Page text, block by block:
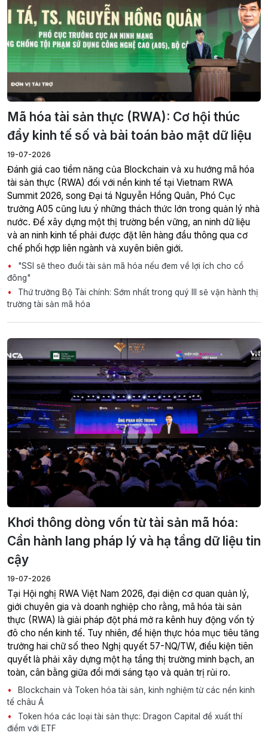
Mã hóa tài sản thực (RWA): Cơ hội thúc
đẩy kinh tế số và bài toán bảo mật dữ liệu
19-07-2026
Đánh giá cao tiềm năng của Blockchain và xu hướng mã hóa
tài sản thực (RWA) đối với nền kinh tế tại Vietnam RWA
Summit 2026, song Đại tá Nguyễn Hồng Quân, Phó Cục
trưởng A05 cũng lưu ý những thách thức lớn trong quản lý nhà
nước. Để xây dựng một thị trường bền vững, an ninh dữ liệu
và an ninh kinh tế phải được đặt lên hàng đầu thông qua cơ
chế phối hợp liên ngành và xuyên biên giới.
"SSI sẽ theo đuổi tài sản mã hóa nếu đem về lợi ích cho cổ
đông"
Thứ trưởng Bộ Tài chính: Sớm nhất trong quý III sẽ vận hành thị
trường tài sản mã hóa
Khơi thông dòng vốn từ tài sản mã hóa:
Cần hành lang pháp lý và hạ tầng dữ liệu tin
cậy
19-07-2026
giới chuyên gia và doanh nghiệp cho rằng, mã hóa tài sản
thực (RWA) là giải pháp đột phá mở ra kênh huy động vốn tỷ
đô cho nền kinh tế. Tuy nhiên, để hiện thực hóa mục tiêu tăng
trưởng hai chữ số theo Nghị quyết 57-NQ/TW, điều kiện tiên
quyết là phải xây dựng một hạ tầng thị trường minh bạch, an
toàn, cân bằng giữa đổi mới sáng tạo và quản trị rủi ro.
Blockchain và Token hóa tài sản, kinh nghiệm từ các nền kinh
tế châu Á
Token hóa các loại tài sản thực: Dragon Capital đề xuất thí
điểm với ETF